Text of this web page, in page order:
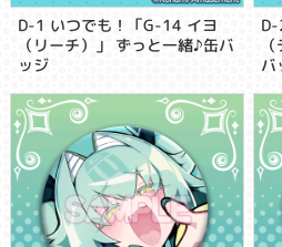
D-1 いつでも！「G-14 イヨ
（リーチ）」 ずっと一緒♪缶バ
ッジ バ